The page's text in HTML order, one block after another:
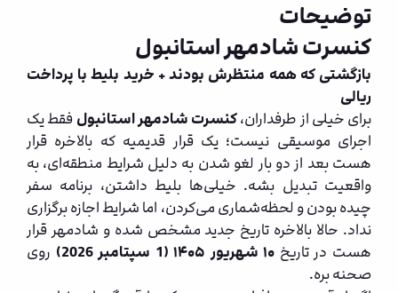
توضیحات
کنسرت شادمهر استانبول
بازگشتی که همه منتظرش بودند + خرید بلیط با پرداخت
ریالی
برای خیلی از طرفداران،کنسرت شادمهر استانبول فقط یک
اجرای موسیقی نیست؛ یک قرار قدیمیه که بالاخره قرار
هست بعد از دو بار لغو شدن به دلیل شرایط منطقه‌ای، به
واقعیت تبدیل بشه. خیلی‌ها بلیط داشتن، برنامه سفر
چیده بودن و لحظه‌شماری می‌کردن، اما شرایط اجازه برگزاری
نداد. حالا بالاخره تاریخ جدید مشخص شده و شادمهر قرار
هست در تاریخ ۱۰ شهریور ۱۴۰۵ (1 سپتامبر 2026)
روی
صحنه بره.